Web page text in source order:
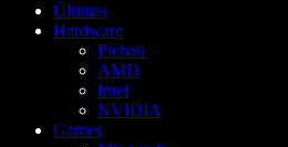
Últimas
Hardware
Pichau
AMD
Intel
NVIDIA
Games